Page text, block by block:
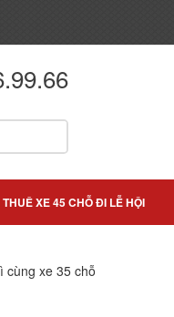
THUÊ XE 45 CHỖ ĐI LỄ HỘI
cùng xe 35 chỗ